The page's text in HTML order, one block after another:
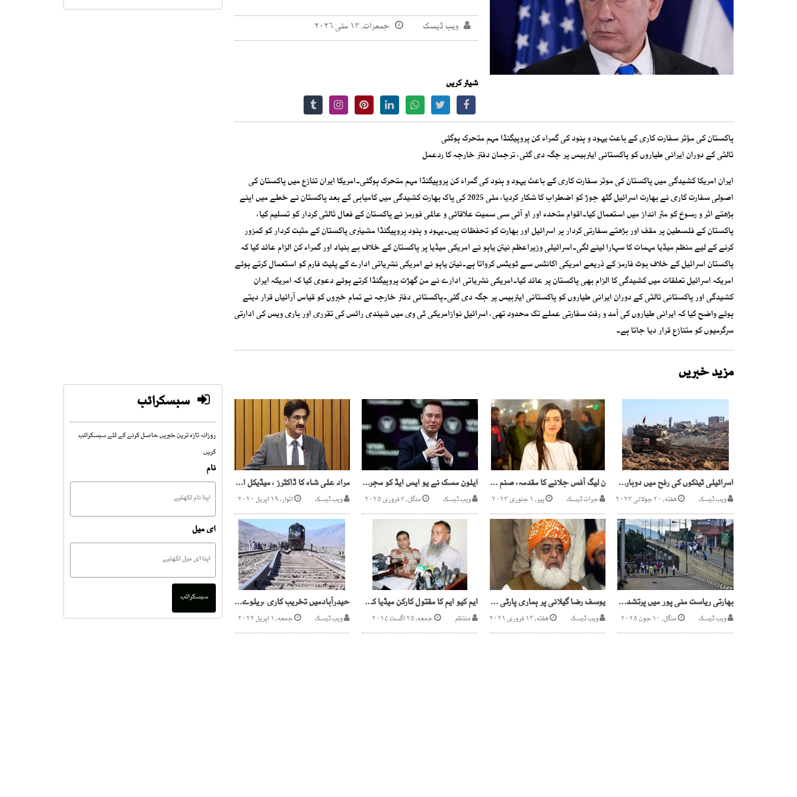
ویب ڈیسک جمعرات, ۱۴ مئی ۲۰۲۶
شیئر کریں
پاکستان کی مؤثر سفارت کاری کے باعث یہود و ہنود کی گمراہ کن پروپیگنڈا مہم متحرک ہوگئی
ثالثی کے دوران ایرانی طیاروں کو پاکستانی ایئربیس پر جگہ دی گئی، ترجمان دفتر خارجہ کا ردعمل
ایران امریکا کشیدگی میں پاکستان کی موثر سفارت کاری کے باعث یہود و ہنود کی گمراہ کن پروپیگنڈا مہم متحرک ہوگئی۔امریکا ایران تنازع میں پاکستان کی
اصولی سفارت کاری نے بھارت اسرائیل گٹھ جوڑ کو اضطراب کا شکار کردیا، مئی 2025 کی پاک بھارت کشیدگی میں کامیابی کے بعد پاکستان نے خطے میں اپنے
بڑھتے اثر و رسوخ کو مثر انداز میں استعمال کیا۔اقوام متحدہ اور او آئی سی سمیت علاقائی و عالمی فورمز نے پاکستان کے فعال ثالثی کردار کو تسلیم کیا،
پاکستان کے فلسطین پر مقف اور بڑھتے سفارتی کردار پر اسرائیل اور بھارت کو تحفظات ہیں۔یہود و ہنود پروپیگنڈا مشینری پاکستان کے مثبت کردار کو کمزور
کرنے کے لیے منظم میڈیا مہمات کا سہارا لینے لگی۔اسرائیلی وزیراعظم نیتن یاہو نے امریکی میڈیا پر پاکستان کے خلاف بے بنیاد اور گمراہ کن الزام عائد کیا کہ
پاکستان اسرائیل کے خلاف بوٹ فارمز کے ذریعے امریکی اکانٹس سے ٹویٹس کرواتا ہے۔نیتن یاہو نے امریکی نشریاتی ادارے کے پلیٹ فارم کو استعمال کرتے ہوئے
امریکہ اسرائیل تعلقات میں کشیدگی کا الزام بھی پاکستان پر عائد کیا۔امریکی نشریاتی ادارے نے من گھڑت پروپیگنڈا کرتے ہوئے دعوی کیا کہ امریکہ ایران
کشیدگی اور پاکستانی ثالثی کے دوران ایرانی طیاروں کو پاکستانی ایئربیس پر جگہ دی گئی۔پاکستانی دفتر خارجہ نے تمام خبروں کو قیاس آرائیاں قرار دیتے
ہوئے واضح کیا کہ ایرانی طیاروں کی آمد و رفت سفارتی عملے تک محدود تھی، اسرائیل نوازامریکی ٹی وی میں شیندی رائس کی تقرری اور باری ویس کی ادارتی
سرگرمیوں کو متنازع قرار دیا جاتا ہے۔
مزید خبریں
اسرائیلی ٹینکوں کی رفح میں دوبارہ پیش قدمی، مزید 50 فلسطینی شہید
ویب ڈیسک هفته, ۲۰ جولائی ۲۰۲۴
ن لیگ آفس جلانے کا مقدمہ، صنم جاوید کے جسمانی ریمانڈ میں توسیع
جرات ڈیسک پیر, ۱ جنوری ۲۰۲۴
ایلون مسک نے یو ایس ایڈ کو مجرمانہ تنظیم قرار دے دیا
ویب ڈیسک منگل, ۴ فروری ۲۰۲۵
مراد علی شاہ کا ڈاکٹرز ، میڈیکل اسٹاف کی تنخواہ میں کٹوتی کا فیصلہ واپس لینے کااعلان
ویب ڈیسک اتوار, ۱۹ اپریل ۲۰۲۰
بھارتی ریاست منی پور میں پرتشدد مظاہروں کے بعد کرفیو نافذ
ویب ڈیسک منگل, ۱۰ جون ۲۰۲۵
یوسف رضا گیلانی پر ہماری پارٹی کو کوئی اختلاف نہیں ، مولانا فضل الرحمان
ویب ڈیسک هفته, ۱۳ فروری ۲۰۲۱
ایم کیو ایم کا مقتول کارکن میڈیا کے سامنے پیش
منتظم جمعه, ۲۵ اگست ۲۰۱۷
حیدرآبادمیں تخریب کاری ،ریلوے ٹریک پردھماکے ، پٹریاں دومقامات سے اُڑادی گئیں
ویب ڈیسک جمعه, ۱ اپریل ۲۰۲۲
سبسکرائب
روزانہ تازہ ترین خبریں حاصل کرنے کے لئے سبسکرائب
کریں
نام
ای میل
سبسکرائب